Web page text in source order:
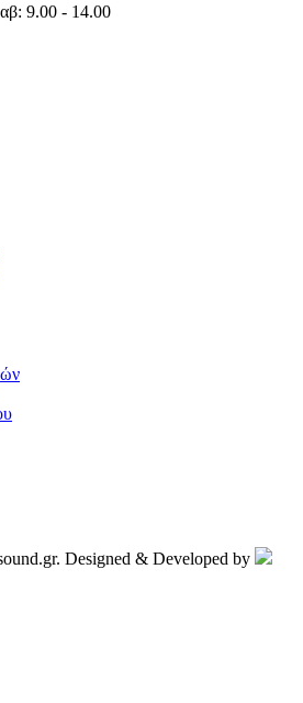
9.00 - 14.00
Designed & Developed by